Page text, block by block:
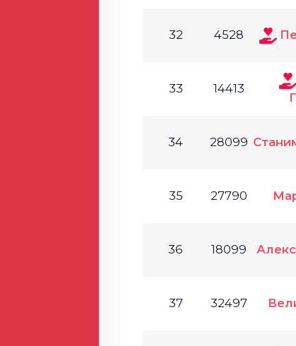
32 4528
33 14413
34 28099
35 27790
36 18099
37 32497